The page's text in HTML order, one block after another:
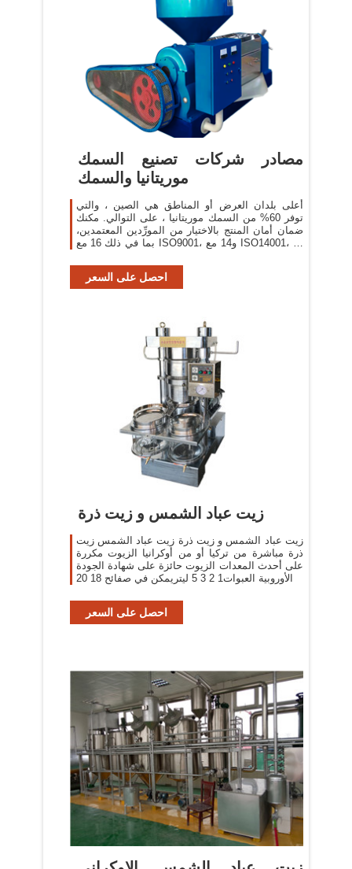
مصادر شركات تصنيع السمك
موريتانيا والسمك
أعلى بلدان العرض أو المناطق هي الصين ، والتي
توفر 60% من السمك موريتانيا ، على التوالي. مكنك
ضمان أمان المنتج بالاختيار من المورِّدين المعتمدين،
بما في ذلك 16 مع ISO9001، و14 مع ISO14001، و4
احصل على السعر
زيت عباد الشمس و زيت ذرة
زيت عباد الشمس و زيت ذرة زيت عباد الشمس زيت
ذرة مباشرة من تركيا أو من أوكرانيا الزيوت مكررة
على أحدث المعدات الزيوت حائزة على شهادة الجودة
الأوروبية العبوات1 2 3 5 ليتريمكن في صفائح 18 20
احصل على السعر